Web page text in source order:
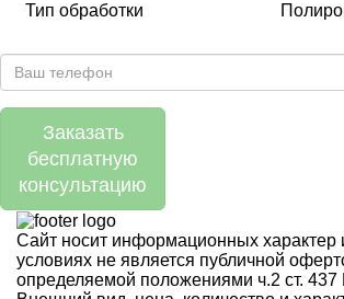
Тип обработки
Заказать
бесплатную
консультацию
Сайт носит информационных характер
условиях не является публичной
определяемой положениями ч.2 ст.